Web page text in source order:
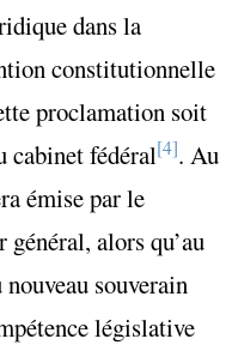
dans la
constitutionnelle
proclamation soit
cabinet fédéral[4]. Au
émise par le
alors qu’au
souverain
législative